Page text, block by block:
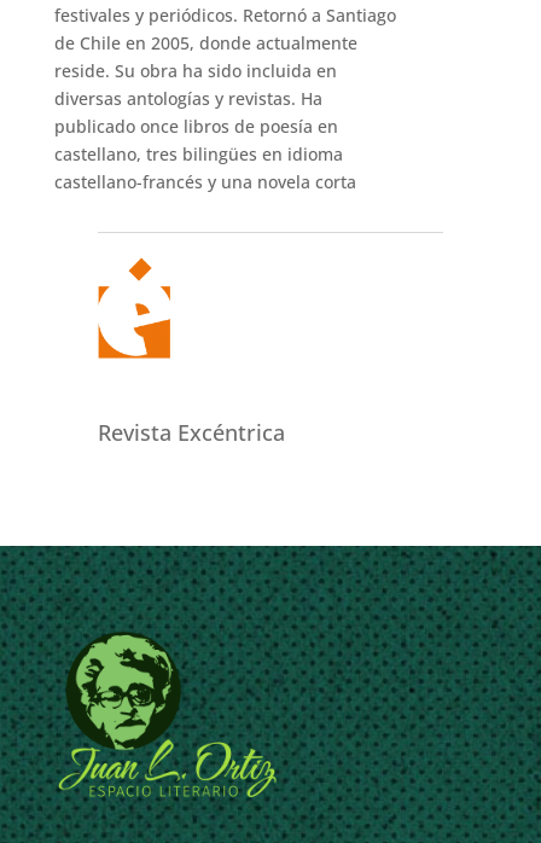
festivales y periódicos. Retornó a Santiago
de Chile en 2005, donde actualmente
reside. Su obra ha sido incluida en
diversas antologías y revistas. Ha
publicado once libros de poesía en
castellano, tres bilingües en idioma
castellano-francés y una novela corta
Revista Excéntrica